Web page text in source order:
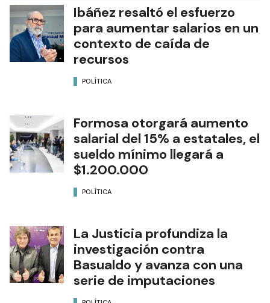
Ibáñez resaltó el esfuerzo
para aumentar salarios en un
contexto de caída de
recursos
POLÍTICA
Formosa otorgará aumento
salarial del 15% a estatales, el
sueldo mínimo llegará a
$1.200.000
POLÍTICA
La Justicia profundiza la
investigación contra
Basualdo y avanza con una
serie de imputaciones